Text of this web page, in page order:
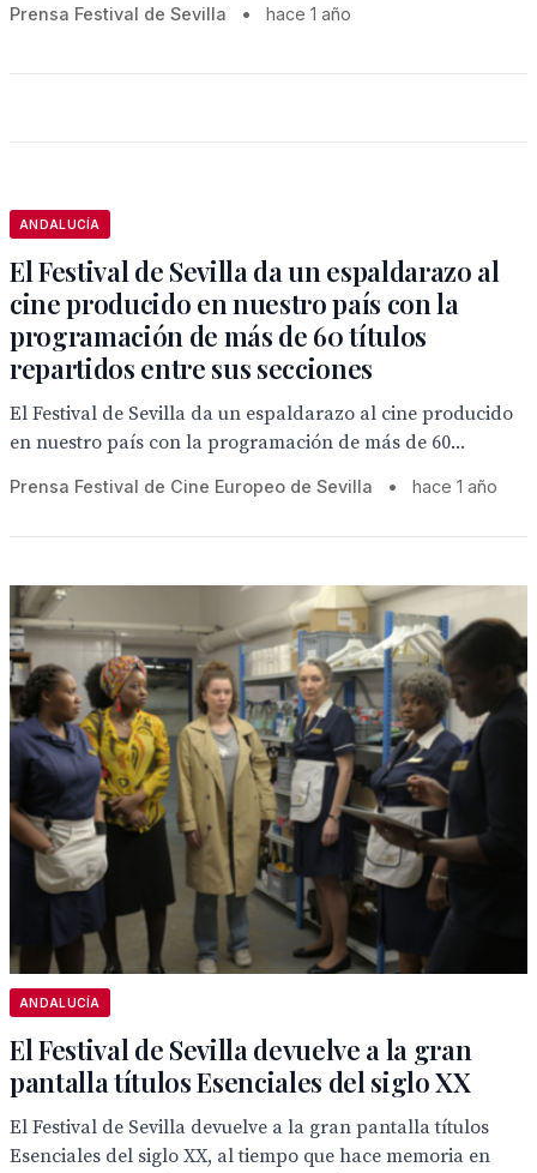
Prensa Festival de Sevilla • hace 1 año
ANDALUCÍA
El Festival de Sevilla da un espaldarazo al
cine producido en nuestro país con la
programación de más de 60 títulos
repartidos entre sus secciones
El Festival de Sevilla da un espaldarazo al cine producido
en nuestro país con la programación de más de 60...
Prensa Festival de Cine Europeo de Sevilla • hace 1 año
ANDALUCÍA
El Festival de Sevilla devuelve a la gran
pantalla títulos Esenciales del siglo XX
El Festival de Sevilla devuelve a la gran pantalla títulos
Esenciales del siglo XX, al tiempo que hace memoria en